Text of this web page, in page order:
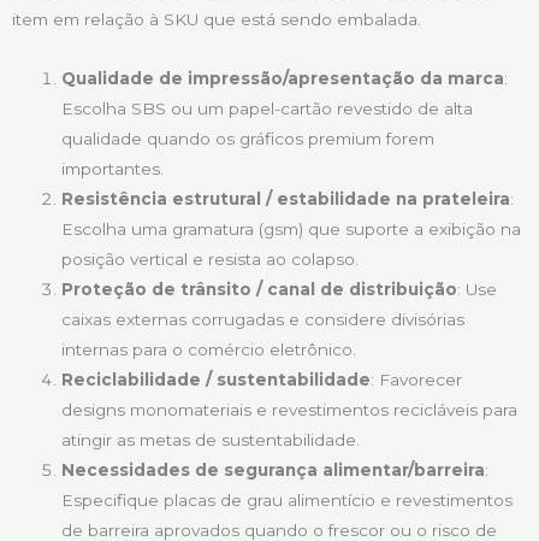
item em relação à SKU que está sendo embalada.
Qualidade de impressão/apresentação da marca:
Escolha SBS ou um papel-cartão revestido de alta
qualidade quando os gráficos premium forem
importantes.
Resistência estrutural / estabilidade na prateleira:
Escolha uma gramatura (gsm) que suporte a exibição na
posição vertical e resista ao colapso.
Proteção de trânsito / canal de distribuição: Use
caixas externas corrugadas e considere divisórias
internas para o comércio eletrônico.
Reciclabilidade / sustentabilidade: Favorecer
designs monomateriais e revestimentos recicláveis para
atingir as metas de sustentabilidade.
Necessidades de segurança alimentar/barreira:
Especifique placas de grau alimentício e revestimentos
de barreira aprovados quando o frescor ou o risco de